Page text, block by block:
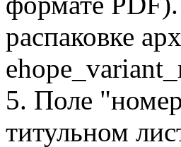
распаковке
5. Поле
титульном